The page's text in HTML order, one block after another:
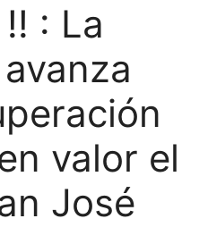
: La
valor el
José